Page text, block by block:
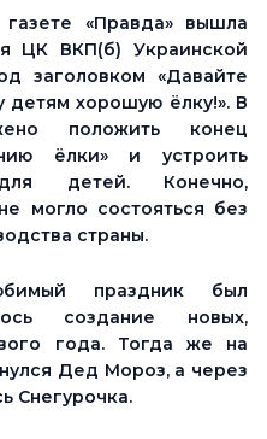
«Правда» вышла
ЦК ВКП(б) Украинской
заголовком «Давайте
детям хорошую ёлку!». В
положить конец
ёлки» и устроить
детей. Конечно,
могло состояться без
страны.
праздник был
создание новых,
года. Тогда же на
Дед Мороз, а через
Снегурочка.